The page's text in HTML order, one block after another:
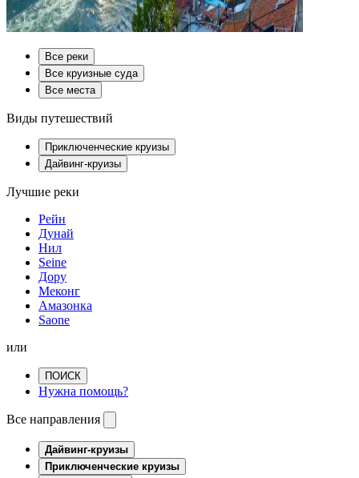
Все реки
Все круизные суда
Все места
Виды путешествий
Приключенческие круизы
Дайвинг-круизы
Лучшие реки
Рейн
Дунай
Нил
Seine
Дору
Меконг
Амазонка
Saone
или
ПОИСК
Нужна помощь?
Все направления
Дайвинг-круизы
Приключенческие круизы